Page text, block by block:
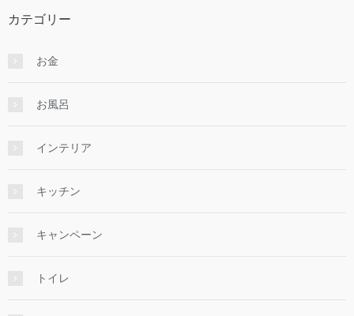
カテゴリー
お金
お風呂
インテリア
キッチン
キャンペーン
トイレ